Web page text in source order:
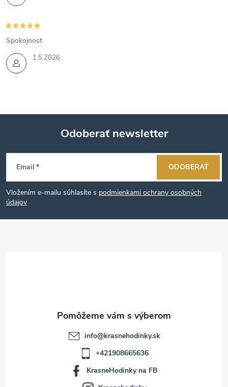
1.5.2026
Spokojnost
Z
á
p
Odoberať newsletter
Email
Vložením e-mailu súhlasíte s podmienkami ochrany osobných
údajov
ODOBERAŤ
info@krasnehodinky.sk
+421908665636
KrasneHodinky na FB